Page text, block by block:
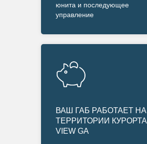
юнита и последующее
управление
ВАШ ГАБ РАБОТАЕТ НА
ТЕРРИТОРИИ КУРОРТА
VIEW GA